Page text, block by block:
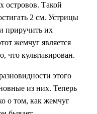
Такой
2 см. Устрицы
приручить их
жемчуг является
что культивирован.
этого
из них. Теперь
о том, как жемчуг